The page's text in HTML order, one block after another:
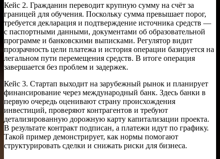
Кейс 2. Гражданин переводит крупную сумму на счёт за
границей для обучения. Поскольку сумма превышает порог,
требуется декларация и подтверждение источника средств —
с паспортными данными, документами об образовательной
программе и банковскими выписками. Регулятор видит
прозрачность цели платежа и история операции базируется на
легальном пути перемещения средств. В итоге операция
завершается без проблем и задержек.
Кейс 3. Стартап выходит на зарубежный рынок и планирует
финансирование через международный банк. Здесь банки в
первую очередь оценивают страну происхождения
инвестиций, проверяют контрагентов и требуют
детализированную дорожную карту капитализации проекта.
В результате контракт подписан, а платежи идут по графику.
Такой пример демонстрирует, как нормы помогают
структурировать сделки и снижать риски для бизнеса.